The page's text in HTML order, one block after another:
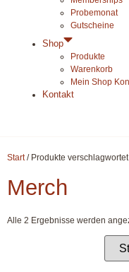
Probemonat
Gutscheine
Shop
Produkte
Warenkorb
Mein Shop
Kontakt
Start/ Produkte verschlagwortet
Merch
Alle 2 Ergebnisse werden